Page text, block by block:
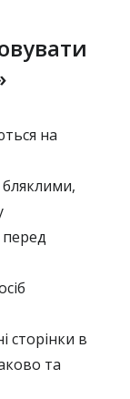
на
перед
сторінки в
та